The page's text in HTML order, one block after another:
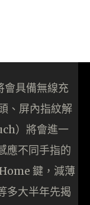
具備無線充
、屏內指紋解
）將會進一
應不同手指的
鍵，減薄
多大半年先揭